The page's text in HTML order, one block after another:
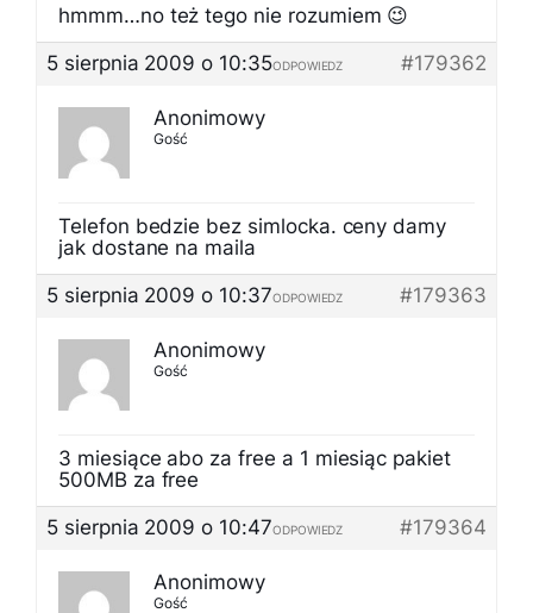
hmmm…no też tego nie rozumiem 😉
5 sierpnia 2009 o 10:35
#179362
ODPOWIEDZ
Anonimowy
Gość
Telefon bedzie bez simlocka. ceny damy
jak dostane na maila
5 sierpnia 2009 o 10:37
#179363
ODPOWIEDZ
Anonimowy
Gość
3 miesiące abo za free a 1 miesiąc pakiet
500MB za free
5 sierpnia 2009 o 10:47
#179364
ODPOWIEDZ
Anonimowy
Gość